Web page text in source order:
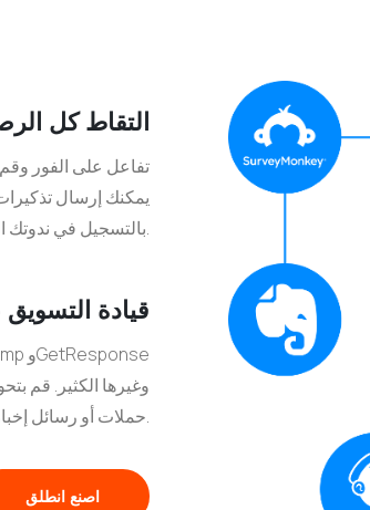
التقاط كل
تفاعل على الفور
بالتسجيل في ندوتك التعليمية على الويب.
قيادة
حملات أو رسائل إخبارية أو رسائل بريد إلكتروني مخصصة للحاضرين.
اصنع انطلق